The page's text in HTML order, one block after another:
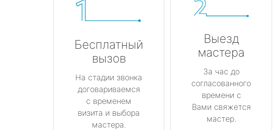
Бесплатный
вызов
На стадии звонка
договариваемся
с временем
визита и выбора
мастера.
Выезд
мастера
За час до
согласованного
времени с
Вами свяжется
мастер.